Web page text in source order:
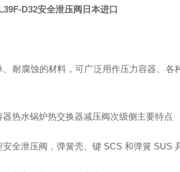
D32安全泄压阀日本进口
、耐腐蚀的材料，可广泛用作压力容器、
热水锅炉热交换器减压阀次级侧主要特点
全泄压阀，弹簧壳、键 SCS 和弹簧 SUS